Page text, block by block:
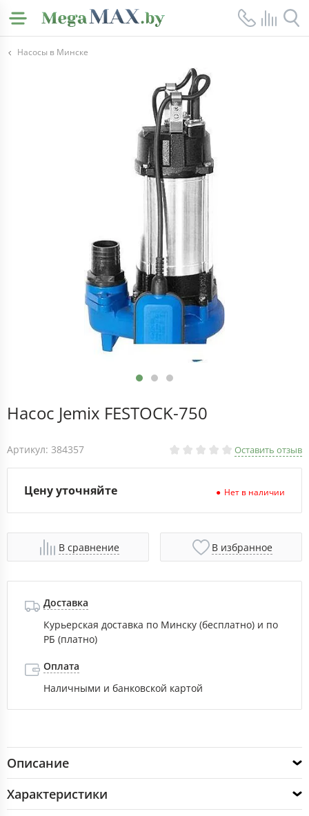
Насосы в Минске
Насос Jemix FESTOCK-750
Артикул: 384357 Оставить отзыв
Цену уточняйте Нет в наличии
В сравнение В избранное
Доставка
Курьерская доставка по Минску (бесплатно) и по
РБ (платно)
Оплата
Наличными и банковской картой
Описание
Характеристики